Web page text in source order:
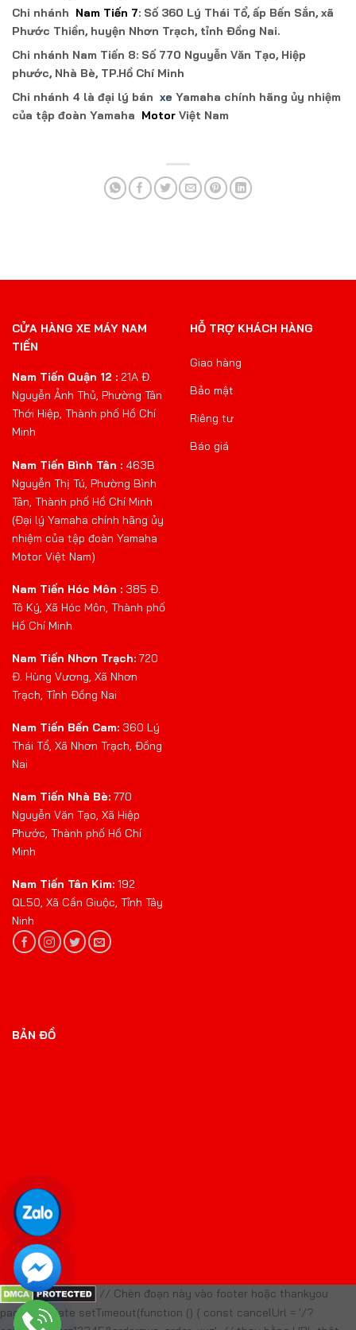
Chi nhánh Nam Tiến 7: Số 360 Lý Thái Tổ, ấp Bến Sắn, xã
Phước Thiền, huyện Nhơn Trạch, tỉnh Đồng Nai.
Chi nhánh Nam Tiến 8: Số 770 Nguyễn Văn Tạo, Hiệp
phước, Nhà Bè, TP.Hồ Chí Minh
Chi nhánh 4 là đại lý bán xe Yamaha chính hãng ủy nhiệm
của tập đoàn Yamaha Motor Việt Nam
CỬA HÀNG XE MÁY NAM
TIẾN
Nam Tiến Quận 12 : 21A Đ.
Nguyễn Ảnh Thủ, Phường Tân
Thới Hiệp, Thành phố Hồ Chí
Minh
Nam Tiến Bình Tân : 463B
Nguyễn Thị Tú, Phường Bình
Tân, Thành phố Hồ Chí Minh
(Đại lý Yamaha chính hãng ủy
nhiệm của tập đoàn Yamaha
Motor Việt Nam)
Nam Tiến Hóc Môn : 385 Đ.
Tô Ký, Xã Hóc Môn, Thành phố
Hồ Chí Minh
Nam Tiến Nhơn Trạch: 720
Đ. Hùng Vương, Xã Nhơn
Trạch, Tỉnh Đồng Nai
Nam Tiến Bến Cam: 360 Lý
Thái Tổ, Xã Nhơn Trạch, Đồng
Nai
Nam Tiến Nhà Bè: 770
Nguyễn Văn Tạo, Xã Hiệp
Phước, Thành phố Hồ Chí
Minh
Nam Tiến Tân Kim: 192
QL50, Xã Cần Giuộc, Tỉnh Tây
Ninh
HỖ TRỢ KHÁCH HÀNG
Giao hàng
Bảo mật
Riêng tư
Báo giá
BẢN ĐỒ
// Chèn đoạn này vào footer hoặc thankyou
page template setTimeout(function () { const cancelUrl = '/?